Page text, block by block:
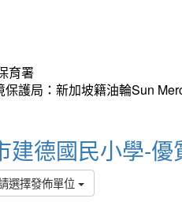
育署
保護局：新加坡籍油輪Sun
建德國民小學-優
選擇發佈單位